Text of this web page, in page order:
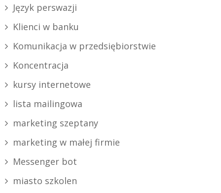
Język perswazji
Klienci w banku
Komunikacja w przedsiębiorstwie
Koncentracja
kursy internetowe
lista mailingowa
marketing szeptany
marketing w małej firmie
Messenger bot
miasto szkolen